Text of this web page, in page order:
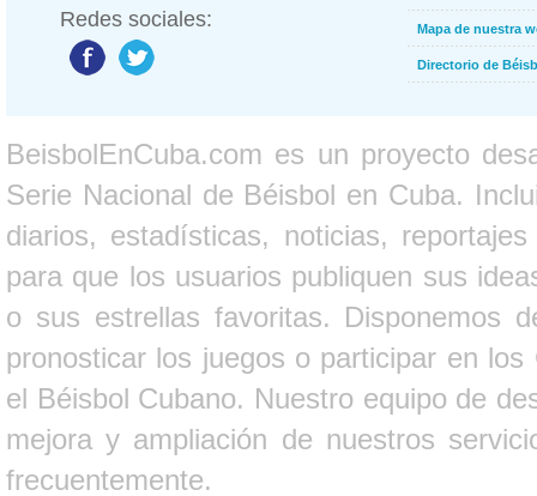
Redes sociales: Mapa de nuestra
Directorio de
BeisbolEnCuba.com es un proyecto
Serie Nacional de Béisbol en Cuba.
diarios, estadísticas, noticias,
para que los usuarios publiquen sus
o sus estrellas favoritas. Disponemos
pronosticar los juegos o participar en
el Béisbol Cubano. Nuestro equipo de
mejora y ampliación de nuestros
frecuentemente.